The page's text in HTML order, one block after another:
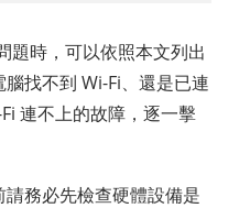
題時，可以依照本文列出
找不到 Wi-Fi、還是已連
連不上的故障，逐一擊
務必先檢查硬體設備是